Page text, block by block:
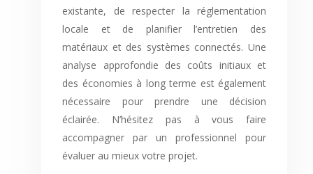
existante, de respecter la réglementation
locale et de planifier l’entretien des
matériaux et des systèmes connectés. Une
analyse approfondie des coûts initiaux et
des économies à long terme est également
nécessaire pour prendre une décision
éclairée. N’hésitez pas à vous faire
accompagner par un professionnel pour
évaluer au mieux votre projet.